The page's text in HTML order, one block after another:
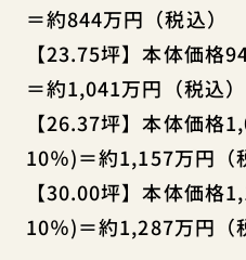
＝約844万円（税込）
【23.75坪】本体価格
＝約1,041万円（税込）
【26.37坪】本体価格
10％)＝約1,157万円（
【30.00坪】本体価格
10％)＝約1,287万円（